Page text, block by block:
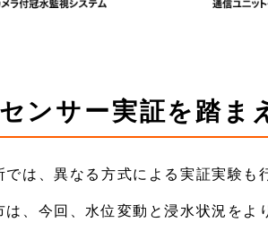
ンサー実証を踏ま
では、異なる方式による実証実験も
は、今回、水位変動と浸水状況をよ